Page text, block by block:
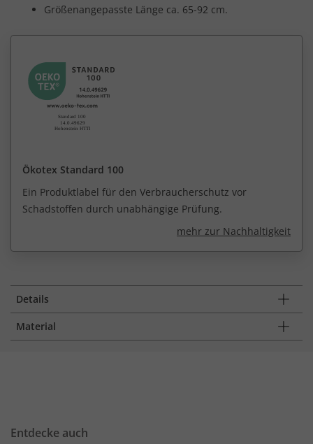
Größenangepasste Länge ca. 65-92 cm.
Ökotex Standard 100
Ein Produktlabel für den Verbraucherschutz vor
Schadstoffen durch unabhängige Prüfung.
mehr zur Nachhaltigkeit
Details
Material
Entdecke auch